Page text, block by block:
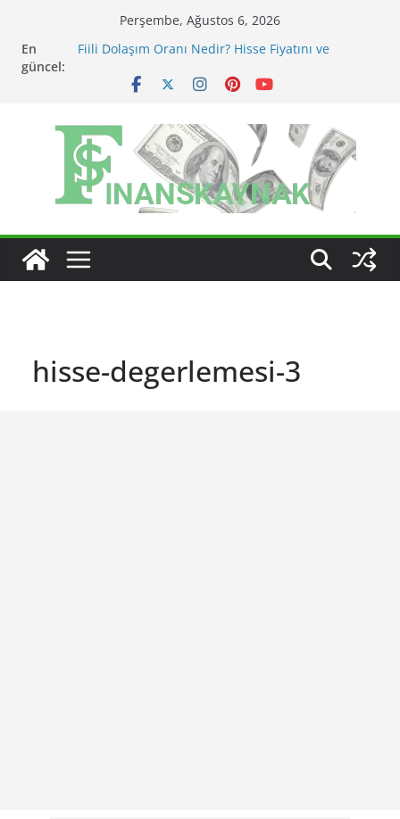
content
Perşembe, Ağustos 6, 2026
En
güncel:
Fiili Dolaşım Oranı Nedir? Hisse Fiyatını ve
KAP Açıklaması Nasıl Okunur? Yatırımcı İçin Kritik
MSCI Endeks Değişiklikleri BIST Hisselerini Nasıl
Etkiler?
BIST Endeks Değişiklikleri Hisseleri Nasıl Etkiler?
BIST Sektör Endeksleri Nedir? Sektörel Rotasyon
Nasıl Takip Edilir?
hisse-degerlemesi-3